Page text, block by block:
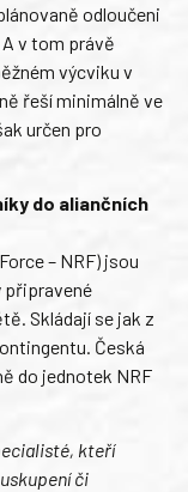
odloučeni
v tom právě
výcviku v
řeší minimálně ve
určen pro
do aliančních
– NRF) jsou
připravené
Skládají se jak z
Česká
do jednotek NRF
kteří
či